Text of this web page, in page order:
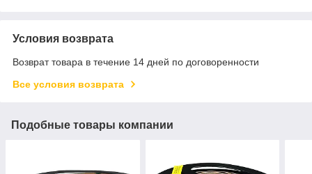
Условия возврата
Возврат товара в течение 14 дней по договоренности
Все условия возврата
Подобные товары компании